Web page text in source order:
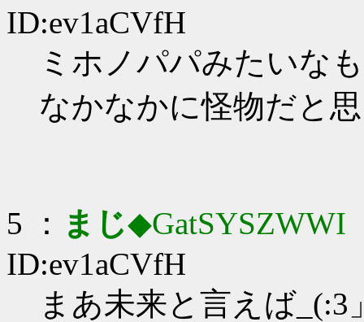
ID:ev1aCVfH
ミホノパパみたいな
なかなかに怪物だと
5 ： まじ◆GatSYSZWWI
ID:ev1aCVfH
まあ未来と言えば_(:3